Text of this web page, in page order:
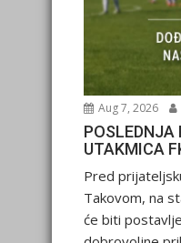
Aug 7, 2026
POSLEDNJA
UTAKMICA
Pred
Takovom, na
će biti